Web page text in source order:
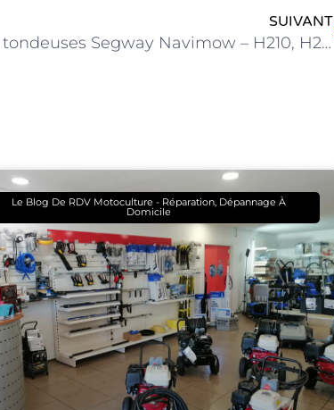
SUIVANT
Robots tondeuses Segway Navimow – H210, H230 et i210 AWD
Le Blog De RDV Motoculture - Réparation, Dépannage À
Domicile